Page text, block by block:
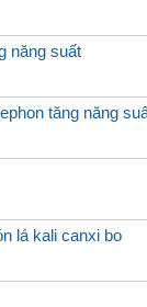
năng suất
tăng năng
lá kali canxi bo